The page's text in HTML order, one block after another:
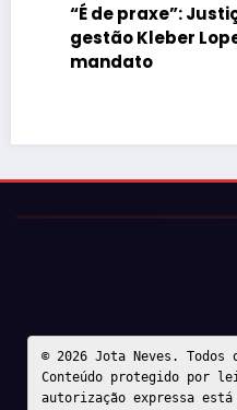
“É de praxe”:
gestão Kleber Lopes
mandato
© 2026 Jota Neves.
Conteúdo protegido por
autorização expressa